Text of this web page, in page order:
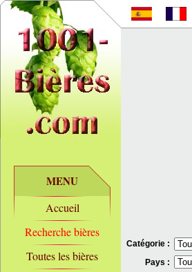
MENU
Accueil
Recherche bières
Toutes les bières
Catégorie :
Pays :